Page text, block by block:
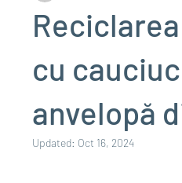
cu
anvelopă
Updated: Oct 16, 2024